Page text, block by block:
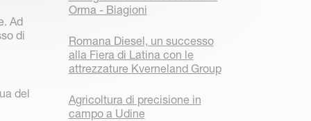
Ad
di
del
Orma - Biagioni
Romana Diesel, un successo
alla Fiera di Latina con le
attrezzature Kverneland Group
Agricoltura di precisione in
campo a Udine